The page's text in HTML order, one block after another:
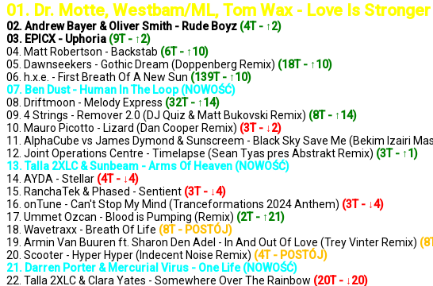
01. Dr. Motte, Westbam/ML, Tom Wax - Love Is
02. Andrew Bayer & Oliver Smith - Rude Boyz (4T - ↑2)
03. EPICX - Uphoria (9T - ↑2)
04. Matt Robertson - Backstab (6T - ↑10)
05. Dawnseekers - Gothic Dream (Doppenberg Remix) (18T - ↑10)
06. h.x.e. - First Breath Of A New Sun (139T - ↑10)
07. Ben Dust - Human In The Loop (NOWOŚĆ)
08. Driftmoon - Melody Express (32T - ↑14)
09. 4 Strings - Remover 2.0 (DJ Quiz & Matt Bukovski Remix) (8T - ↑14)
10. Mauro Picotto - Lizard (Dan Cooper Remix) (3T - ↓2)
11. AlphaCube vs James Dymond & Sunscreem - Black Sky Save Me (Bekim Izairi
12. Joint Operations Centre - Timelapse (Sean Tyas pres Abstrakt Remix) (3T - ↑1)
13. Talla 2XLC & Sunbeam - Arms Of Heaven (NOWOŚĆ)
14. AYDA - Stellar (4T - ↓4)
15. RanchaTek & Phased - Sentient (3T - ↓4)
16. onTune - Can't Stop My Mind (Tranceformations 2024 Anthem) (3T - ↓4)
17. Ummet Ozcan - Blood is Pumping (Remix) (2T - ↑21)
18. Wavetraxx - Breath Of Life (8T - POSTÓJ)
19. Armin Van Buuren ft. Sharon Den Adel - In And Out Of Love (Trey Vinter Remix)
20. Scooter - Hyper Hyper (Indecent Noise Remix) (4T - POSTÓJ)
21. Darren Porter & Mercurial Virus - One Life (NOWOŚĆ)
22. Talla 2XLC & Clara Yates - Somewhere Over The Rainbow (20T - ↓20)